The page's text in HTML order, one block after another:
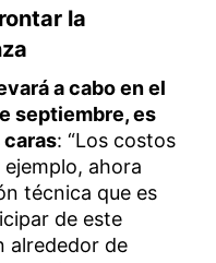
la
a cabo en el
septiembre, es
caras: “Los costos
ahora
técnica que es
de este
alrededor de